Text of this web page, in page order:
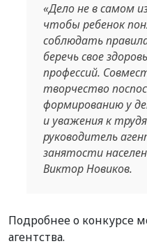
«Дело не в самом
чтобы ребенок
соблюдать
беречь свое
профессий.
творчество
формированию у
и уважения к
руководитель
занятости
Виктор Новиков.
Подробнее о конкурсе
агентства.